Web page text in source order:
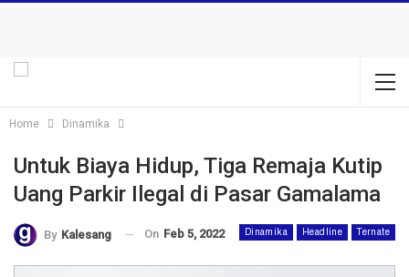
Home Dinamika
Untuk Biaya Hidup, Tiga Remaja Kutip
Uang Parkir Ilegal di Pasar Gamalama
Dinamika Headline Ternate
By Kalesang On Feb 5, 2022